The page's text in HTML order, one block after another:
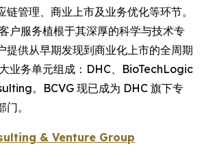
链管理、商业上市及业务优化等环节。
户服务植根于其深厚的科学与技术专
提供从早期发现到商业化上市的全周期
业务单元组成：DHC、BioTechLogic
。BCVG 现已成为 DHC 旗下专
。
& Venture Group